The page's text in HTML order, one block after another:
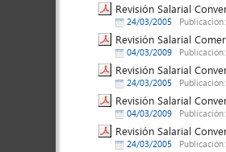
Revisión Salarial
24/03/2005
Revisión Salarial
04/03/2009
Revisión Salarial
24/03/2005
Revisión Salarial
04/03/2009
Revisión Salarial
24/03/2005